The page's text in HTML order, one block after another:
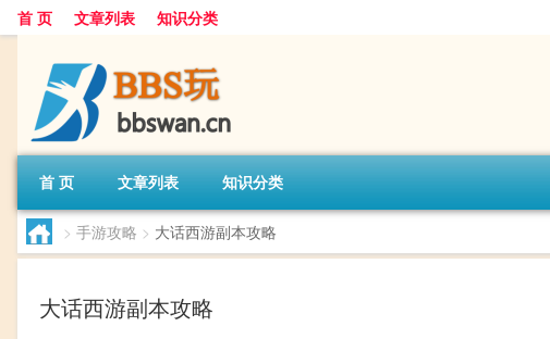
首 页 文章列表 知识分类
首 页 文章列表 知识分类
> 手游攻略 > 大话西游副本攻略
大话西游副本攻略